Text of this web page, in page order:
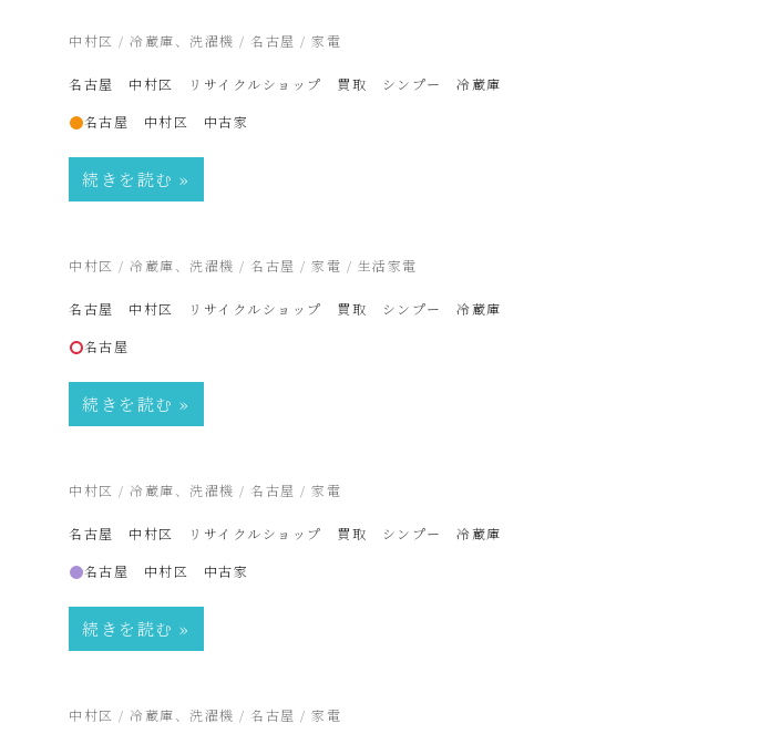
プ
は
2025年2月22日
中村区 / 冷蔵庫、洗濯機 / 名古屋 / 家電
名古屋 中村区 リサイクルショップ 買取 シンプー 冷蔵庫
名古屋 中村区 中古家
続きを読む
2025年2月21日
中村区 / 冷蔵庫、洗濯機 / 名古屋 / 家電 / 生活家電
名古屋 中村区 リサイクルショップ 買取 シンプー 冷蔵庫
名古屋
続きを読む
2025年2月21日
中村区 / 冷蔵庫、洗濯機 / 名古屋 / 家電
名古屋 中村区 リサイクルショップ 買取 シンプー 冷蔵庫
名古屋 中村区 中古家
続きを読む
2025年2月20日
中村区 / 冷蔵庫、洗濯機 / 名古屋 / 家電